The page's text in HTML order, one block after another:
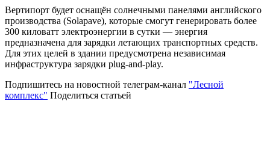
Вертипорт будет оснащён солнечными панелями английского
производства (Solapave), которые смогут генерировать более
300 киловатт электроэнергии в сутки — энергия
предназначена для зарядки летающих транспортных средств.
Для этих целей в здании предусмотрена независимая
инфраструктура зарядки plug-and-play.
Подпишитесь на новостной телеграм-канал "Лесной
комплекс" Поделиться статьей